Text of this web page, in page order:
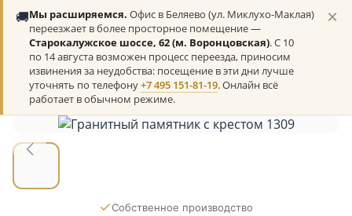
🚚Мы расширяемся. Офис в Беляево (ул. Миклухо-Маклая)
переезжает в более просторное помещение —
Старокалужское шоссе, 62 (м. Воронцовская). С 10
по 14 августа возможен процесс переезда, приносим
извинения за неудобства: посещение в эти дни лучше
уточнять по телефону+7 495 151-81-19. Онлайн всё
работает в обычном режиме.
×
Собственное производство